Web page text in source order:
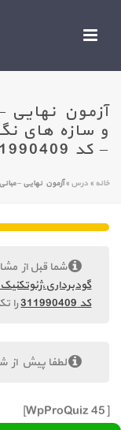
آزمون نهایی
– کد 311990409
خانه » درس »
شما قبل از
کد 311990409
را
لطفا پیش از
[WpProQuiz 45]